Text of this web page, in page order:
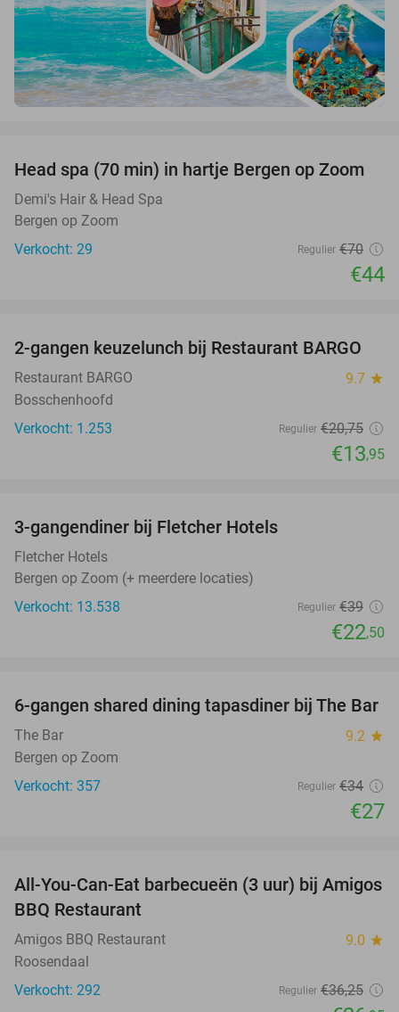
37%
Head spa (70 min) in hartje Bergen op Zoom
Demi's Hair & Head Spa
Bergen op Zoom
Verkocht: 29
Regulier €70
€44
33%
2-gangen keuzelunch bij Restaurant BARGO
Restaurant BARGO 9.7 star
Bosschenhoofd
Verkocht: 1.253
Regulier €20,75
€13,95
3-gangendiner bij Fletcher Hotels
Fletcher Hotels
Bergen op Zoom (+ meerdere locaties)
Verkocht: 13.538
Regulier €39
€22,50
21%
6-gangen shared dining tapasdiner bij The Bar
The Bar 9.2 star
Bergen op Zoom
Verkocht: 357
Regulier €34
€27
26%
All-You-Can-Eat barbecueën (3 uur) bij Amigos
BBQ Restaurant
Amigos BBQ Restaurant 9.0 star
Roosendaal
Verkocht: 292
Regulier €36,25